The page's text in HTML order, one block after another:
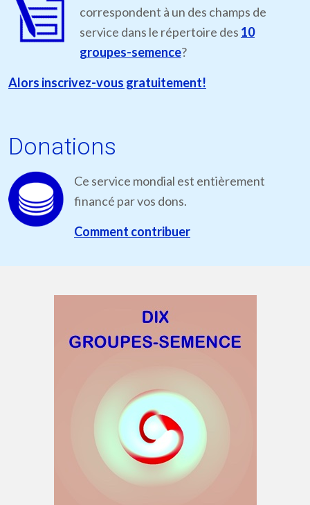
correspondent à un des champs de
service dans le répertoire des 10
groupes-semence?
Alors inscrivez-vous gratuitement!
Donations
Ce service mondial est entièrement
financé par vos dons.
Comment contribuer